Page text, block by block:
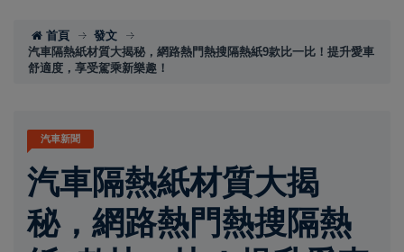
首頁
發文
汽車隔熱紙材質大揭秘，網路熱門熱搜隔熱紙9款比一比！提升愛車
舒適度，享受駕乘新樂趣！
汽車新聞
汽車隔熱紙材質大揭
秘，網路熱門熱搜隔熱